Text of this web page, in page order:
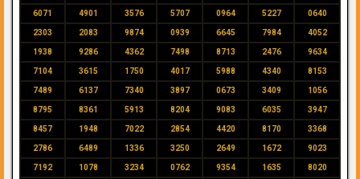
6071 4901 3576 5707 0964 5227 0640
2303 2083 9874 0939 6645 7984 4052
1938 9286 4362 7498 8713 2476 9634
7104 3615 1750 4017 5988 4340 8153
7489 6137 7340 3897 0673 3409 1056
8795 8361 5913 8204 9083 6035 3947
8457 1948 7022 2854 4420 8170 3368
2786 6489 1336 3250 2649 1672 9023
7192 1078 3234 0762 9354 1635 8020